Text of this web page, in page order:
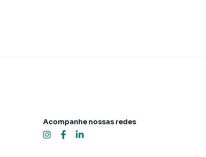
Acompanhe nossas redes